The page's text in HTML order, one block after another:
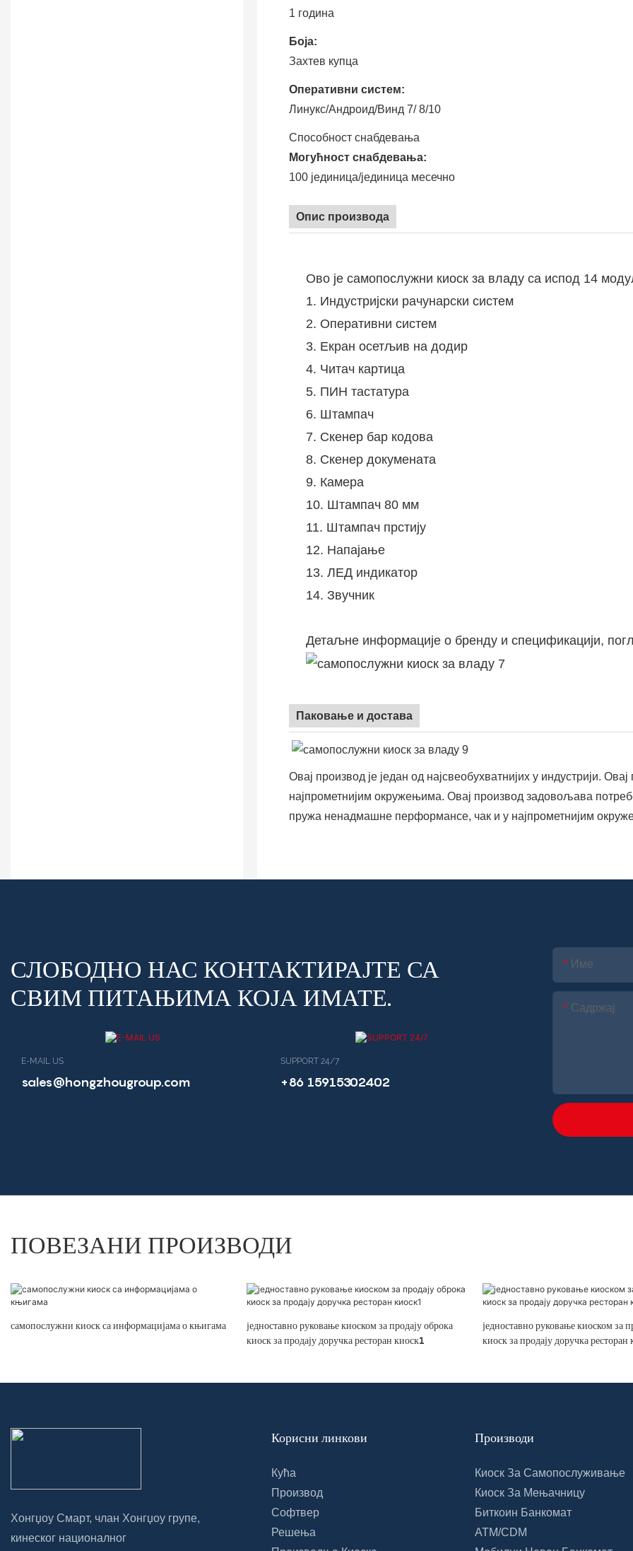
1 година
Боја:
Захтев купца
Оперативни систем:
Линукс/Андроид/Винд 7/ 8/10
Способност снабдевања
Могућност снабдевања:
100 јединица/јединица месечно
Опис производа
Ово је самопослужни киоск за владу са испод 14
1. Индустријски рачунарски систем
2. Оперативни систем
3. Екран осетљив на додир
4. Читач картица
5. ПИН тастатура
6. Штампач
7. Скенер бар кодова
8. Скенер докумената
9. Камера
10. Штампач 80 мм
11. Штампач прстију
12. Напајање
13. ЛЕД индикатор
14. Звучник
Детаљне информације о бренду и спецификацији,
Паковање и достава
Овај производ је један од најсвеобухватнијих у индустрији.
најпрометнијим окружењима. Овај производ задовољава
пружа ненадмашне перформансе, чак и у најпрометнијим
СЛОБОДНО НАС КОНТАКТИРАЈТЕ СА
СВИМ ПИТАЊИМА КОЈА ИМАТЕ.
E-MAIL US
sales@hongzhougroup.com
SUPPORT 24/7
+86 15915302402
Име
Садржај
ПОВЕЗАНИ ПРОИЗВОДИ
самопослужни киоск са информацијама о књигама
једноставно руковање киоском за продају оброка
киоск за продају доручка ресторан киоск1
једноставно руковање киоском за
киоск за продају доручка ресторан
Хонгџоу Смарт, члан Хонгџоу групе,
кинеског националног
Корисни линкови
Кућа
Производ
Софтвер
Решења
Производи
Киоск За Самопослуживање
Киоск За Мењачницу
Биткоин Банкомат
ATM/CDM